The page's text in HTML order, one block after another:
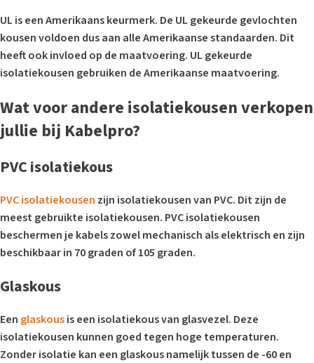
UL is een Amerikaans keurmerk. De UL gekeurde gevlochten
kousen voldoen dus aan alle Amerikaanse standaarden. Dit
heeft ook invloed op de maatvoering. UL gekeurde
isolatiekousen gebruiken de Amerikaanse maatvoering.
Wat voor andere isolatiekousen verkopen
jullie bij Kabelpro?
PVC isolatiekous
PVC isolatiekousen zijn isolatiekousen van PVC. Dit zijn de
meest gebruikte isolatiekousen. PVC isolatiekousen
beschermen je kabels zowel mechanisch als elektrisch en zijn
beschikbaar in 70 graden of 105 graden.
Glaskous
Een glaskousis een isolatiekous van glasvezel. Deze
isolatiekousen kunnen goed tegen hoge temperaturen.
Zonder isolatie kan een glaskous namelijk tussen de -60 en